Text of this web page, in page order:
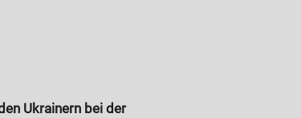
Ukrainern bei der